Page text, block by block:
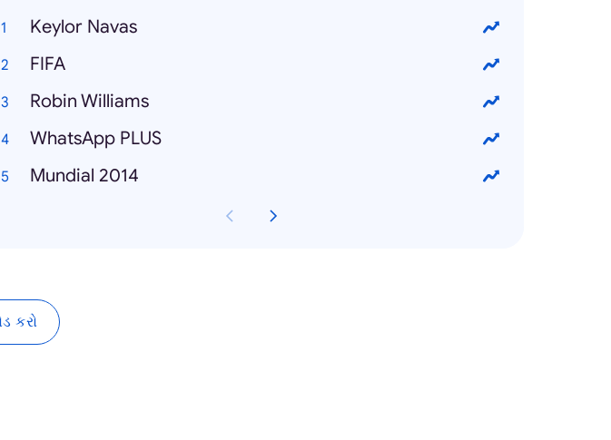
Keylor Navas
FIFA
Robin Williams
WhatsApp PLUS
Mundial 2014
કરો